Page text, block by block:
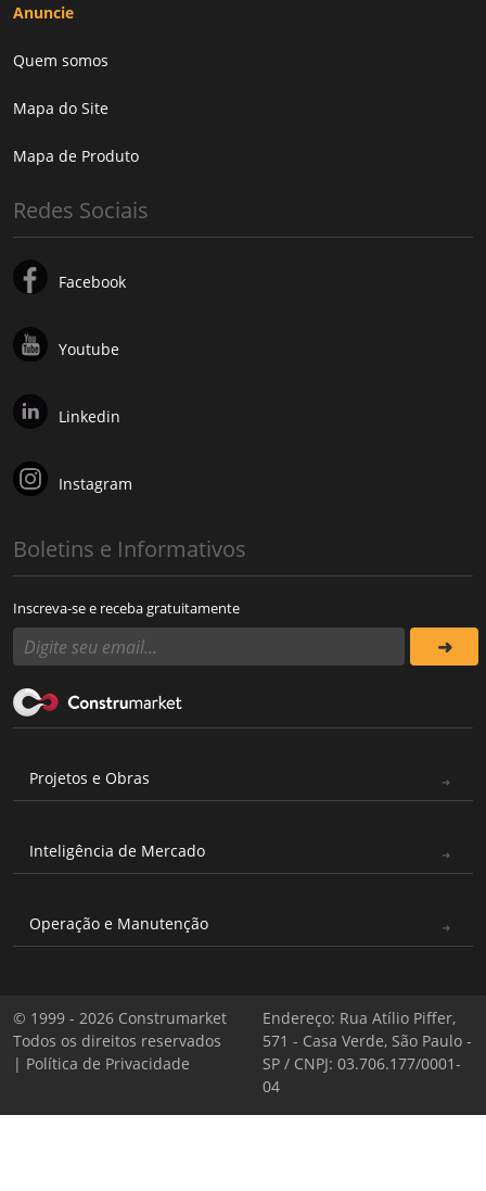
Anuncie
Quem somos
Mapa do Site
Mapa de Produto
Redes Sociais
Facebook
Youtube
Linkedin
Instagram
Boletins e Informativos
Inscreva-se e receba gratuitamente
Projetos e Obras
Inteligência de Mercado
Operação e Manutenção
© 1999 - 2026 Construmarket
Todos os direitos reservados
| Política de Privacidade
Endereço: Rua Atílio Piffer,
571 - Casa Verde, São Paulo -
SP / CNPJ: 03.706.177/0001-
04